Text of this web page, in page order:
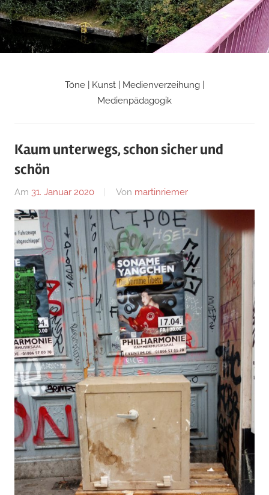
Zum
Inhalt
springen
Martin
Blog
Töne | Kunst | Medienverzeihung |
Medienpädagogik
Kaum unterwegs, schon sicher und
schön
Am 31. Januar 2020 Von martinriemer
Uncategorized